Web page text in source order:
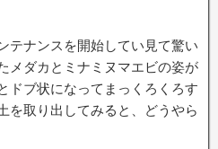
テナンスを開始してい見て驚い
メダカとミナミヌマエビの姿が
ドブ状になってまっくろくろす
を取り出してみると、どうやら